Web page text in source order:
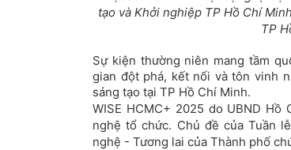
tạo và Khởi nghiệp TP Hồ Chí
TP
Sự kiện thường niên mang tầm
gian đột phá, kết nối và tôn vinh
sáng tạo tại TP Hồ Chí Minh.
WISE HCMC+ 2025 do UBND
nghệ tổ chức. Chủ đề của Tuần
nghệ - Tương lai của Thành phố